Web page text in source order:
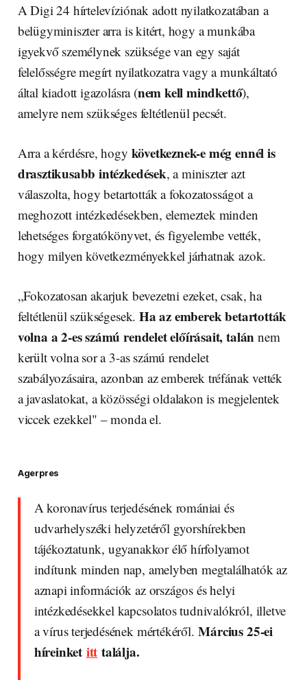
A Digi 24 hírtelevíziónak adott nyilatkozatában a
belügyminiszter arra is kitért, hogy a munkába
igyekvő személynek szüksége van egy saját
felelősségre megírt nyilatkozatra vagy a munkáltató
által kiadott igazolásra (nem kell mindkettő),
amelyre nem szükséges feltétlenül pecsét.
Arra a kérdésre, hogy következnek-e még ennél is
drasztikusabb intézkedések, a miniszter azt
válaszolta, hogy betartották a fokozatosságot a
meghozott intézkedésekben, elemeztek minden
lehetséges forgatókönyvet, és figyelembe vették,
hogy milyen következményekkel járhatnak azok.
„Fokozatosan akarjuk bevezetni ezeket, csak, ha
feltétlenül szükségesek. Ha az emberek betartották
volna a 2-es számú rendelet előírásait, talán nem
került volna sor a 3-as számú rendelet
szabályozásaira, azonban az emberek tréfának vették
a javaslatokat, a közösségi oldalakon is megjelentek
viccek ezekkel" – monda el.
Agerpres
A koronavírus terjedésének romániai és
udvarhelyszéki helyzetéről gyorshírekben
tájékoztatunk, ugyanakkor élő hírfolyamot
indítunk minden nap, amelyben megtalálhatók az
aznapi információk az országos és helyi
intézkedésekkel kapcsolatos tudnivalókról, illetve
a vírus terjedésének mértékéről.Március 25-ei
híreinket itt találja.